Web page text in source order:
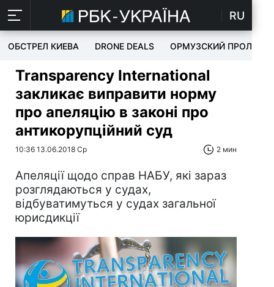
RU
ОБСТРЕЛ КИЕВА DRONE DEALS ОРМУЗСКИЙ ПРОЛИВ
Transparency International
закликає виправити норму
про апеляцію в законі про
антикорупційний суд
10:36 13.06.2018 Ср 2 мин
Апеляції щодо справ НАБУ, які зараз
розглядаються у судах,
відбуватимуться у судах загальної
юрисдикції